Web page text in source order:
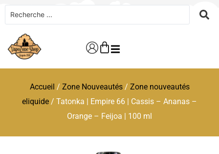
Accueil / Zone Nouveautés/ Zone nouveautés
eliquide / Tatonka | Empire 66 | Cassis – Ananas –
Orange – Feijoa | 100 ml